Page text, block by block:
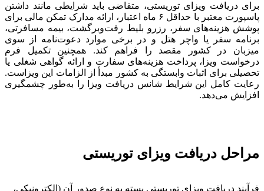
برای دریافت ویزای توریستی، متقاضی باید شرایطی مانند داشتن
پاسپورت معتبر با حداقل ۶ ماه اعتبار، ارائه مدارک تمکن مالی برای
پوشش هزینه‌های سفر، رزرو بلیط رفت‌وبرگشت، بیمه مسافرتی،
برنامه سفر یا واچر هتل و در برخی موارد دعوت‌نامه از سوی
میزبان در کشور مقصد را فراهم کند. همچنین تکمیل فرم
درخواست ویزا، پرداخت هزینه‌های سفارت و ارائه گواهی شغلی یا
تحصیلی برای اثبات وابستگی به کشور مبدأ از الزامات این ویزاست.
رعایت کامل این شرایط شانس دریافت ویزا را به‌طور چشمگیری
افزایش می‌دهد.
مراحل دریافت ویزای توریستی
فرآیند دریافت ویزای توریستی بسته به نوع صدور آن (الکترونیکی،